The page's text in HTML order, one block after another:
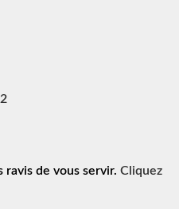
ravis de vous servir. Cliquez